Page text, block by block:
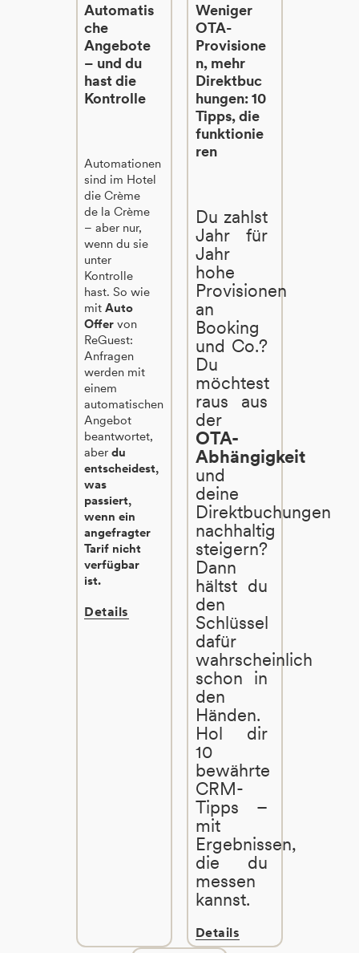
Automatis
che
Angebote
– und du
hast die
Kontrolle
Automationen
sind im Hotel
die Crème
de la Crème
– aber nur,
wenn du sie
unter
Kontrolle
hast. So wie
mitAuto
Offer von
ReGuest:
Anfragen
werden mit
einem
automatischen
Angebot
beantwortet,
aberdu
entscheidest,
was
passiert,
wenn ein
angefragter
Tarif nicht
verfügbar
ist.
Details
Weniger
OTA-
Provisione
n, mehr
Direktbuc
hungen: 10
Tipps, die
funktionie
ren
Du zahlst
Jahr für
Jahr
hohe
Provisionen
an
Booking
und Co.?
Du
möchtest
raus aus
der
OTA-
Abhängigkeit
und
deine
Direktbuchungen
nachhaltig
steigern?
Dann
hältst du
den
Schlüssel
dafür
wahrscheinlich
schon in
den
Händen.
Hol dir
10
bewährte
CRM-
Tipps –
mit
Ergebnissen,
die du
messen
kannst.
Details